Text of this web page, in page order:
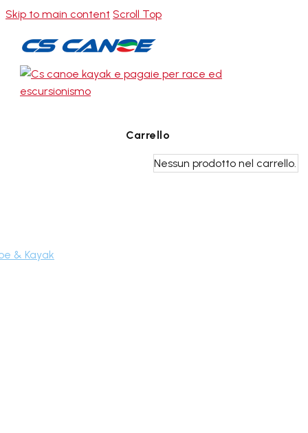
Skip to main content Scroll Top
& Kayak
Carrello
Nessun prodotto nel carrello.